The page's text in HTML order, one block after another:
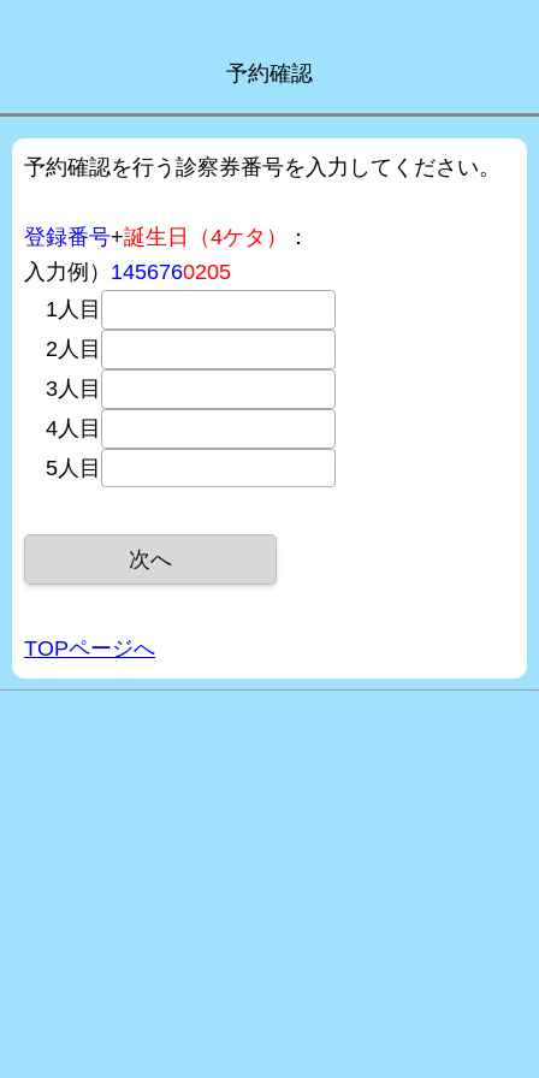
予約確認
予約確認を行う診察券番号を入力してください。
登録番号+誕生日（4ケタ）
：
入力例） 1456760205
1人目
2人目
3人目
4人目
5人目
TOPページへ